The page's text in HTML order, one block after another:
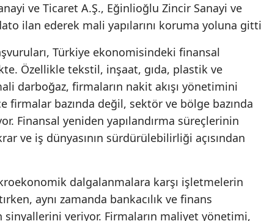
ve Ticaret A.Ş., Eğinlioğlu Zincir Sanayi ve
ilan ederek mali yapılarını koruma yoluna
Türkiye ekonomisindeki finansal
Özellikle tekstil, inşaat, gıda, plastik ve
darboğaz, firmaların nakit akışı yönetimini
firmalar bazında değil, sektör ve bölge bazında
Finansal yeniden yapılandırma süreçlerinin
ve iş dünyasının sürdürülebilirliği açısından
dalgalanmalara karşı işletmelerin
aynı zamanda bankacılık ve finans
sinyallerini veriyor. Firmaların maliyet yönetimi,